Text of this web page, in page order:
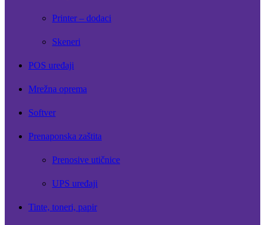
Printer – dodaci
Skeneri
POS uređaji
Mrežna oprema
Softver
Prenaponska zaštita
Prenosive utičnice
UPS uređaji
Tinte, toneri, papir